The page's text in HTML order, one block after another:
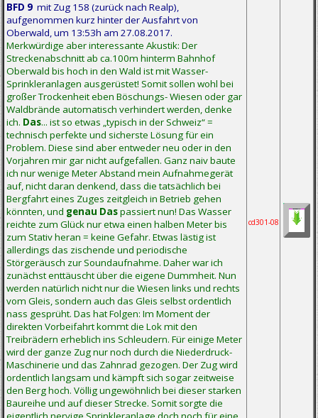
BFD 9 mit Zug 158 (zurück nach Realp),
aufgenommen kurz hinter der Ausfahrt von
Oberwald, um 13:53h am 27.08.2017.
Merkwürdige aber interessante Akustik: Der
Streckenabschnitt ab ca.100m hinterm Bahnhof
Oberwald bis hoch in den Wald ist mit Wasser-
Sprinkleranlagen ausgerüstet! Somit sollen wohl bei
großer Trockenheit eben Böschungs- Wiesen oder gar
Waldbrände automatisch verhindert werden, denke
ich. Das... ist so etwas „typisch in der Schweiz“ =
technisch perfekte und sicherste Lösung für ein
Problem. Diese sind aber entweder neu oder in den
Vorjahren mir gar nicht aufgefallen. Ganz naiv baute
ich nur wenige Meter Abstand mein Aufnahmegerät
auf, nicht daran denkend, dass die tatsächlich bei
Bergfahrt eines Zuges zeitgleich in Betrieb gehen
könnten, und genau Daspassiert nun! Das Wasser
reichte zum Glück nur etwa einen halben Meter bis
zum Stativ heran = keine Gefahr. Etwas lästig ist
allerdings das zischende und periodische
Störgeräusch zur Soundaufnahme. Daher war ich
zunächst enttäuscht über die eigene Dummheit. Nun
werden natürlich nicht nur die Wiesen links und rechts
vom Gleis, sondern auch das Gleis selbst ordentlich
nass gesprüht. Das hat Folgen: Im Moment der
direkten Vorbeifahrt kommt die Lok mit den
Treibrädern erheblich ins Schleudern. Für einige Meter
wird der ganze Zug nur noch durch die Niederdruck-
Maschinerie und das Zahnrad gezogen. Der Zug wird
ordentlich langsam und kämpft sich sogar zeitweise
den Berg hoch. Völlig ungewöhnlich bei dieser starken
Baureihe und auf dieser Strecke. Somit sorgte die
cd301-08